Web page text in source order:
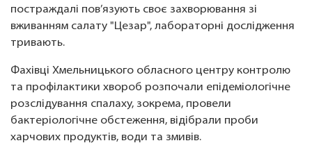
постраждалі пов’язують своє захворювання зі
вживанням салату "Цезар", лабораторні дослідження
тривають.
Фахівці Хмельницького обласного центру контролю
та профілактики хвороб розпочали епідеміологічне
розслідування спалаху, зокрема, провели
бактеріологічне обстеження, відібрали проби
харчових продуктів, води та змивів.